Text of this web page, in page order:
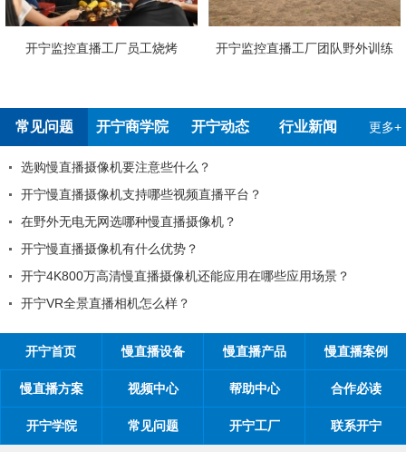
开宁监控直播工厂团队野外训练
常见问题 开宁商学院 开宁动态 行业新闻 更多+
？
直播平台？
像机？
还能应用在哪些应用场景？
工程商如何制定营销方案？
开宁慢直播厂家告诉您：如
开宁首页 慢直播设备 慢直播产品 慢直播案例
慢直播方案 视频中心 帮助中心 合作必读
开宁学院 常见问题 开宁工厂 联系开宁